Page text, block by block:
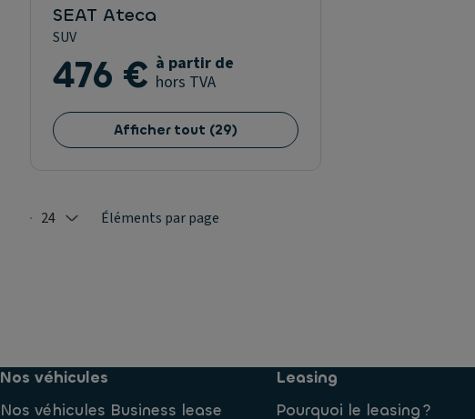
SEAT Ateca
SUV
476 € à partir de
hors TVA
Afficher tout (29)
Selected: 24
24 Éléments par page
Nos véhicules
Nos véhicules Business lease
Leasing
Pourquoi le leasing ?